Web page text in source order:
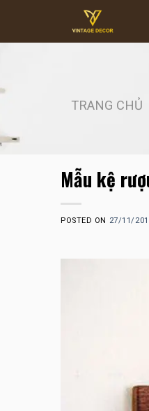
content
TRANG CHỦ
Mẫu kệ
POSTED ON 27/11/